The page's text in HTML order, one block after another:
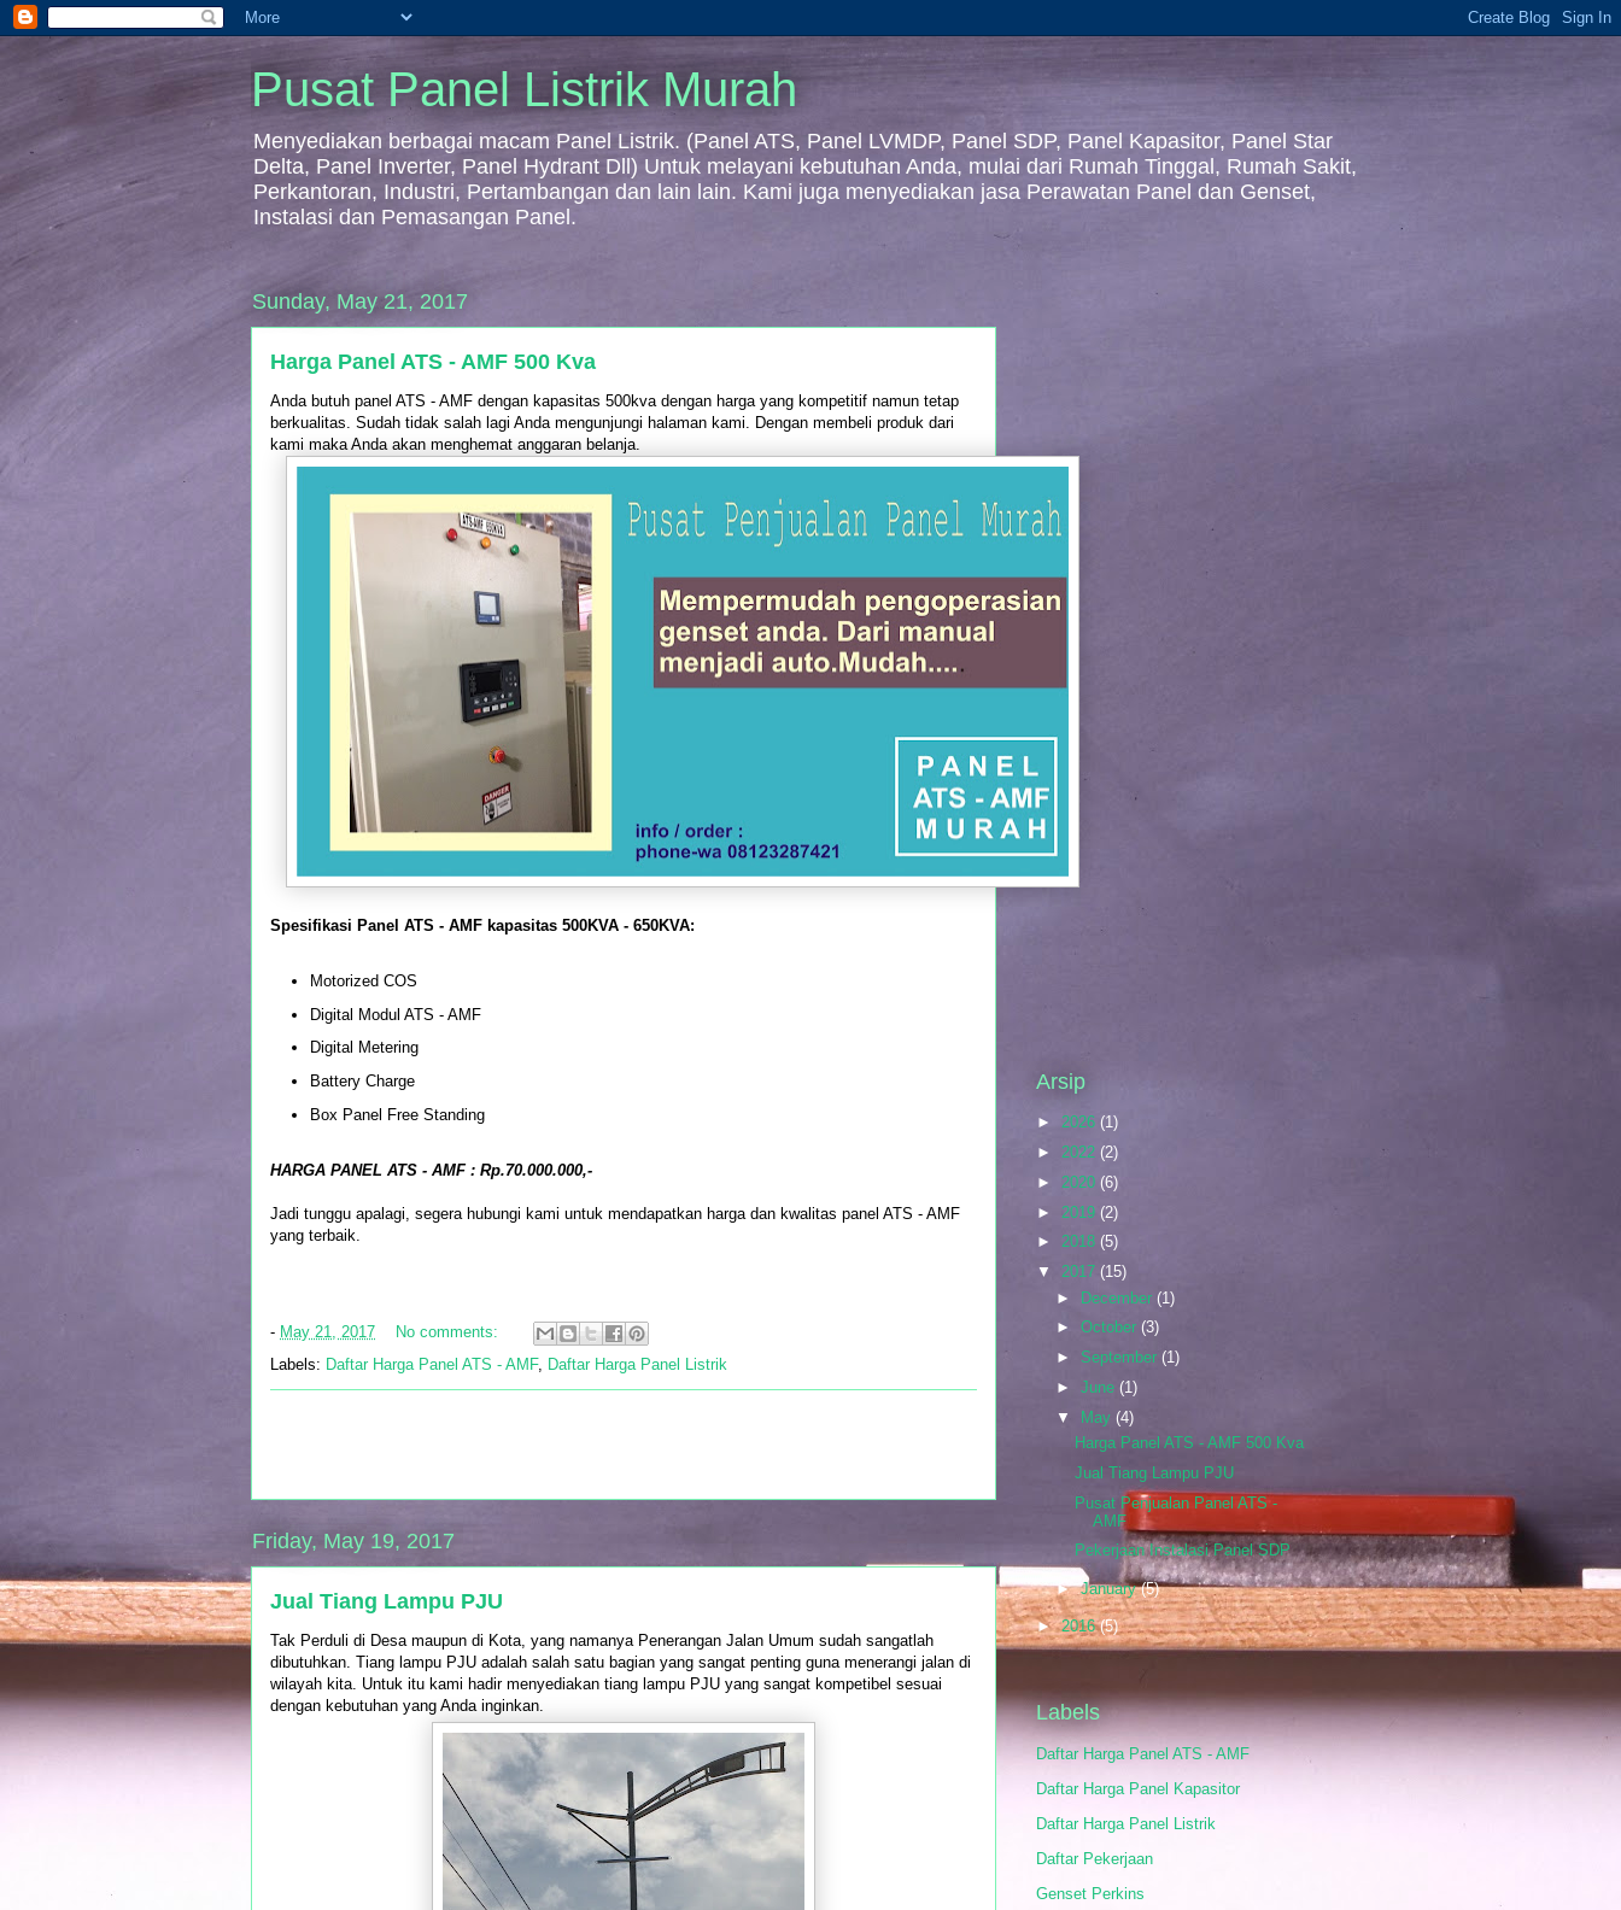
Pusat Panel Listrik Murah
Menyediakan berbagai macam Panel Listrik. (Panel ATS, Panel LVMDP, Panel SDP, Panel Kapasitor, Panel Star
Delta, Panel Inverter, Panel Hydrant Dll) Untuk melayani kebutuhan Anda, mulai dari Rumah Tinggal, Rumah Sakit,
Perkantoran, Industri, Pertambangan dan lain lain. Kami juga menyediakan jasa Perawatan Panel dan Genset,
Instalasi dan Pemasangan Panel.
Sunday, May 21, 2017
Harga Panel ATS - AMF 500 Kva
Anda butuh panel ATS - AMF dengan kapasitas 500kva dengan harga yang kompetitif namun tetap
berkualitas. Sudah tidak salah lagi Anda mengunjungi halaman kami. Dengan membeli produk dari
kami maka Anda akan menghemat anggaran belanja.
Spesifikasi Panel ATS - AMF kapasitas 500KVA - 650KVA:
Motorized COS
Digital Modul ATS - AMF
Digital Metering
Battery Charge
Box Panel Free Standing
HARGA PANEL ATS - AMF : Rp.70.000.000,-
Jadi tunggu apalagi, segera hubungi kami untuk mendapatkan harga dan kwalitas panel ATS - AMF
yang terbaik.
- May 21, 2017
No comments:
Labels: Daftar Harga Panel ATS - AMF, Daftar Harga Panel Listrik
Friday, May 19, 2017
Jual Tiang Lampu PJU
Tak Perduli di Desa maupun di Kota, yang namanya Penerangan Jalan Umum sudah sangatlah
dibutuhkan. Tiang lampu PJU adalah salah satu bagian yang sangat penting guna menerangi jalan di
wilayah kita. Untuk itu kami hadir menyediakan tiang lampu PJU yang sangat kompetibel sesuai
dengan kebutuhan yang Anda inginkan.
Arsip
► 2026 (1)
► 2022 (2)
► 2020 (6)
► 2019 (2)
► 2018 (5)
▼ 2017 (15)
► December (1)
► October (3)
► September (1)
► June (1)
▼ May (4)
Harga Panel ATS - AMF 500 Kva
Jual Tiang Lampu PJU
Pusat Penjualan Panel ATS -
AMF
Pekerjaan Instalasi Panel SDP
►January(5)
►2016(5)
Labels
Daftar Harga Panel ATS - AMF
Daftar Harga Panel Kapasitor
Daftar Harga Panel Listrik
Daftar Pekerjaan
Genset Perkins